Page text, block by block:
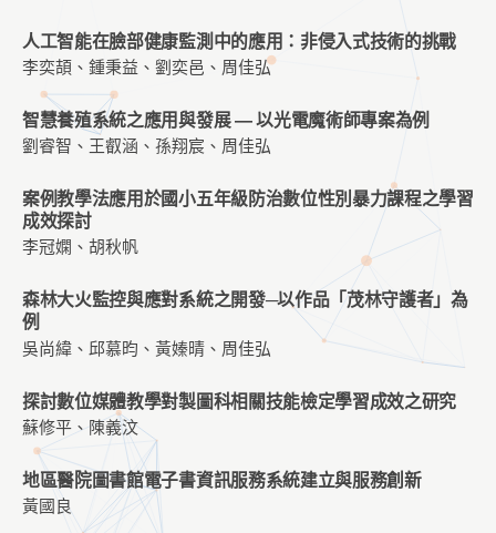
人工智能在臉部健康監測中的應用：非侵入式技術的挑戰
李奕頡、鍾秉益、劉奕邑、周佳弘
智慧養殖系統之應用與發展 — 以光電魔術師專案為例
劉睿智、王叡涵、孫翔宸、周佳弘
案例教學法應用於國小五年級防治數位性別暴力課程之學習
成效探討
李冠嫻、胡秋帆
森林大火監控與應對系統之開發─以作品「茂林守護者」為
例
吳尚緯、邱慕昀、黃嫀晴、周佳弘
探討數位媒體教學對製圖科相關技能檢定學習成效之研究
蘇修平、陳義汶
地區醫院圖書館電子書資訊服務系統建立與服務創新
黃國良